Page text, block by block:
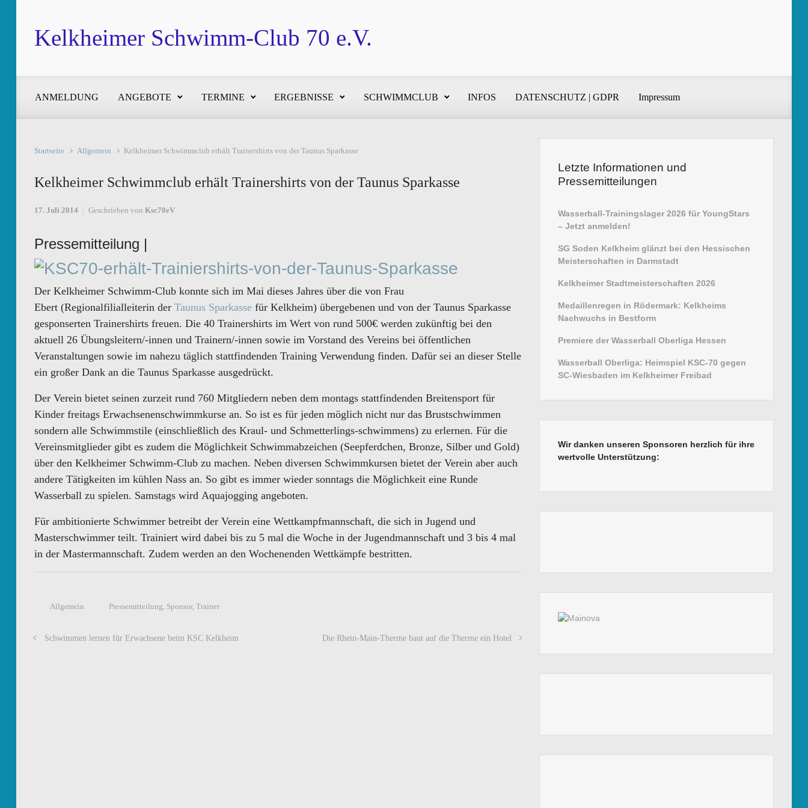
Kelkheimer Schwimm-Club 70 e.V.
ANMELDUNG ANGEBOTE TERMINE ERGEBNISSE SCHWIMMCLUB INFOS DATENSCHUTZ | GDPR Impressum
Startseite Allgemein Kelkheimer Schwimmclub erhält Trainershirts von der Taunus Sparkasse
Kelkheimer Schwimmclub erhält Trainershirts von der Taunus Sparkasse
17. Juli 2014 Geschrieben von Ksc70eV
Pressemitteilung |
Der Kelkheimer Schwimm-Club konnte sich im Mai dieses Jahres über die von Frau
Ebert (Regionalfilialleiterin der Taunus Sparkasse für Kelkheim) übergebenen und von der Taunus Sparkasse
gesponserten Trainershirts freuen. Die 40 Trainershirts im Wert von rund 500€ werden zukünftig bei den
aktuell 26 Übungsleitern/-innen und Trainern/-innen sowie im Vorstand des Vereins bei öffentlichen
Veranstaltungen sowie im nahezu täglich stattfindenden Training Verwendung finden. Dafür sei an dieser Stelle
ein großer Dank an die Taunus Sparkasse ausgedrückt.
Der Verein bietet seinen zurzeit rund 760 Mitgliedern neben dem montags stattfindenden Breitensport für
Kinder freitags Erwachsenenschwimmkurse an. So ist es für jeden möglich nicht nur das Brustschwimmen
sondern alle Schwimmstile (einschließlich des Kraul- und Schmetterlings-schwimmens) zu erlernen. Für die
Vereinsmitglieder gibt es zudem die Möglichkeit Schwimmabzeichen (Seepferdchen, Bronze, Silber und Gold)
über den Kelkheimer Schwimm-Club zu machen. Neben diversen Schwimmkursen bietet der Verein aber auch
andere Tätigkeiten im kühlen Nass an. So gibt es immer wieder sonntags die Möglichkeit eine Runde
Wasserball zu spielen. Samstags wird Aquajogging angeboten.
Für ambitionierte Schwimmer betreibt der Verein eine Wettkampfmannschaft, die sich in Jugend und
Masterschwimmer teilt. Trainiert wird dabei bis zu 5 mal die Woche in der Jugendmannschaft und 3 bis 4 mal
in der Mastermannschaft. Zudem werden an den Wochenenden Wettkämpfe bestritten.
Allgemein Pressemitteilung, Sponsor,Trainer
Schwimmen lernen für Erwachsene beim KSC Kelkheim Die Rhein-Main-Therme baut auf die Therme ein Hotel
Letzte Informationen und
Pressemitteilungen
Wasserball-Trainingslager 2026 für YoungStars
– Jetzt anmelden!
SG Soden Kelkheim glänzt bei den Hessischen
Meisterschaften in Darmstadt
Kelkheimer Stadtmeisterschaften 2026
Medaillenregen in Rödermark: Kelkheims
Nachwuchs in Bestform
Premiere der Wasserball Oberliga Hessen
Wasserball Oberliga: Heimspiel KSC-70 gegen
SC-Wiesbaden im Kelkheimer Freibad
Wir danken unseren Sponsoren herzlich für ihre
wertvolle Unterstützung: